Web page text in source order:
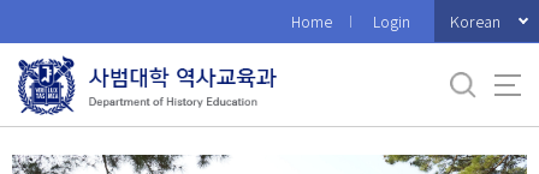
로
메
뉴
Home Login Korean